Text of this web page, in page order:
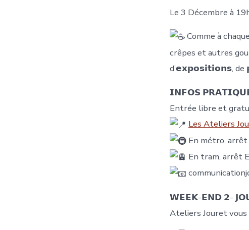
Le 3 Décembre à
Comme à
crêpes et autres
d’𝗲𝘅𝗽𝗼𝘀𝗶𝘁𝗶𝗼𝗻𝘀,
𝗜𝗡𝗙𝗢𝗦
Entrée libre et
Les Ateliers
En métro, arrêt
En tram, arrêt
𝗪𝗘𝗘𝗞-𝗘𝗡𝗗 𝟮-
Ateliers Jouret